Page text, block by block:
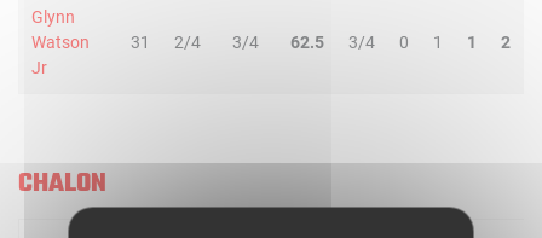
Glynn
Watson
Jr
31 2/4 3/4 62.5 3/4 0 1 1 2
CHALON